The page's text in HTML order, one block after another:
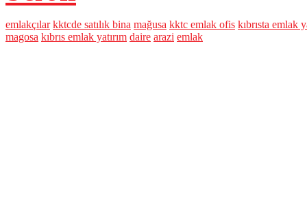
emlakçılar kktcde satılık bina mağusa kktc emlak ofis kıbrısta emlak
magosa kıbrıs emlak yatırım daire arazi emlak